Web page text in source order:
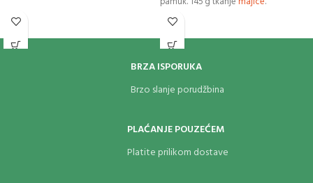
100% Ring-Spun pamuk.
Comfort fit.
BRZA ISPORUKA
Brzo slanje porudžbina
PLAĆANJE POUZEĆEM
Platite prilikom dostave